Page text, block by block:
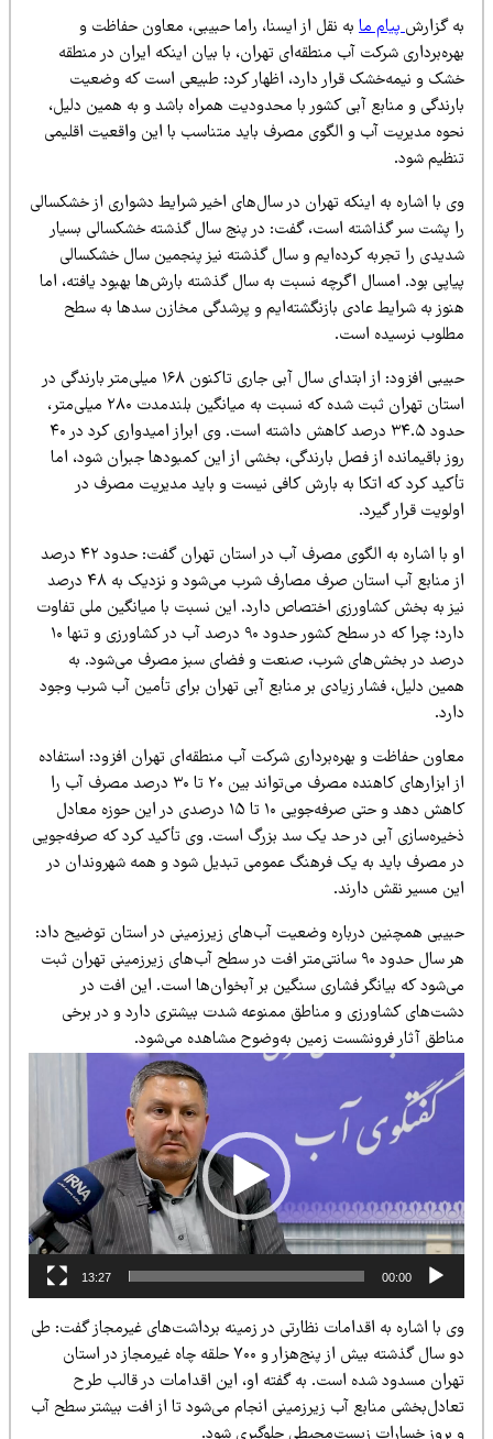
گزارشپیام مابه نقل از ایسنا، راما حبیبی، معاون حفاظت و
شرکت آب منطقه‌ای تهران، با بیان اینکه ایران در منطقه
و نیمه‌خشک قرار دارد، اظهار کرد: طبیعی است که وضعیت
و منابع آبی کشور با محدودیت همراه باشد و به همین دلیل،
مدیریت آب و الگوی مصرف باید متناسب با این واقعیت اقلیمی
شود.
با اشاره به اینکه تهران در سال‌های اخیر شرایط دشواری از خشکسالی
پشت سر گذاشته است، گفت: در پنج سال گذشته خشکسالی بسیار
را تجربه کرده‌ایم و سال گذشته نیز پنجمین سال خشکسالی
بود. امسال اگرچه نسبت به سال گذشته بارش‌ها بهبود یافته، اما
به شرایط عادی بازنگشته‌ایم و پرشدگی مخازن سدها به سطح
نرسیده است.
حبیبی افزود: از ابتدای سال آبی جاری تاکنون ۱۶۸ میلی‌متر بارندگی در
استان تهران ثبت شده که نسبت به میانگین بلندمدت ۲۸۰ میلی‌متر،
حدود ۳۴.۵ درصد کاهش داشته است. وی ابراز امیدواری کرد در ۴۰
باقیمانده از فصل بارندگی، بخشی از این کمبودها جبران شود، اما
کرد که اتکا به بارش کافی نیست و باید مدیریت مصرف در
قرار گیرد.
او با اشاره به الگوی مصرف آب در استان تهران گفت: حدود ۴۲ درصد
از منابع آب استان صرف مصارف شرب می‌شود و نزدیک به ۴۸ درصد
به بخش کشاورزی اختصاص دارد. این نسبت با میانگین ملی تفاوت
دارد؛ چرا که در سطح کشور حدود ۹۰ درصد آب در کشاورزی و تنها ۱۰
در بخش‌های شرب، صنعت و فضای سبز مصرف می‌شود. به
دلیل، فشار زیادی بر منابع آبی تهران برای تأمین آب شرب وجود
حفاظت و بهره‌برداری شرکت آب منطقه‌ای تهران افزود: استفاده
از ابزارهای کاهنده مصرف می‌تواند بین ۲۰ تا ۳۰ درصد مصرف آب را
کاهش دهد و حتی صرفه‌جویی ۱۰ تا ۱۵ درصدی در این حوزه معادل
آبی در حد یک سد بزرگ است. وی تأکید کرد که صرفه‌جویی
مصرف باید به یک فرهنگ عمومی تبدیل شود و همه شهروندان در
مسیر نقش دارند.
همچنین درباره وضعیت آب‌های زیرزمینی در استان توضیح داد:
هر سال حدود ۹۰ سانتی‌متر افت در سطح آب‌های زیرزمینی تهران ثبت
که بیانگر فشاری سنگین بر آبخوان‌ها است. این افت در
کشاورزی و مناطق ممنوعه شدت بیشتری دارد و در برخی
آثار فرونشست زمین به‌وضوح مشاهده می‌شود.
00:00
با اشاره به اقدامات نظارتی در زمینه برداشت‌های غیرمجاز گفت: طی
دو سال گذشته بیش از پنج‌هزار و ۷۰۰ حلقه چاه غیرمجاز در استان
مسدود شده است. به گفته او، این اقدامات در قالب طرح
منابع آب زیرزمینی انجام می‌شود تا از افت بیشتر سطح آب